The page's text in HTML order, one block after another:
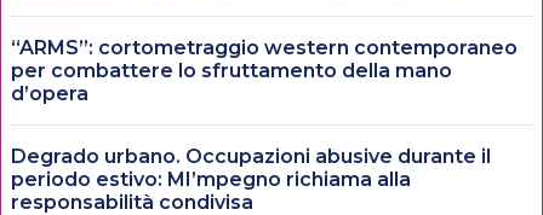
“ARMS”: cortometraggio western contemporaneo
per combattere lo sfruttamento della mano
d’opera
Degrado urbano. Occupazioni abusive durante il
periodo estivo: MI’mpegno richiama alla
responsabilità condivisa